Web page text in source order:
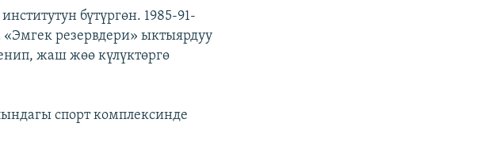
бүтүргөн. 1985-91-
резервдери» ыктыярдуу
жаш жөө күлүктөргө
спорт комплексинде